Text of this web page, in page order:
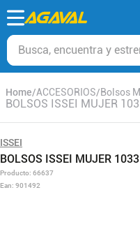
Busca, encuentra y estrena
ACCESORIOS Bolsos
BOLSOS ISSEI MUJER
ISSEI
BOLSOS ISSEI MUJER 1033
Producto: 66637
Ean: 901492